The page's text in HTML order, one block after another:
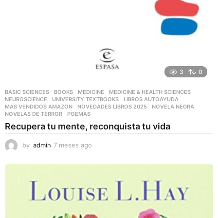
3 0
BASIC SCIENCES ,BOOKS ,MEDICINE ,MEDICINE & HEALTH SCIENCES
NEUROSCIENCE
,UNIVERSITY TEXTBOOKS LIBROS AUTOAYUDA
MAS VENDIDOS AMAZON
,NOVEDADES LIBROS 2025 ,NOVELA NEGRA
NOVELAS DE TERROR
,POEMAS
Recupera tu mente, reconquista tu vida
by admin 7 meses ago
e
s
a